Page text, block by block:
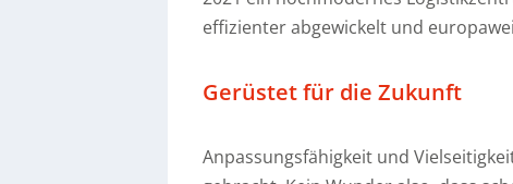
effizienter abgewickelt und
Gerüstet für die Zukunft
Anpassungsfähigkeit und